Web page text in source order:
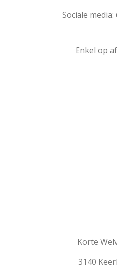
Sociale
Enkel op
Korte
3140